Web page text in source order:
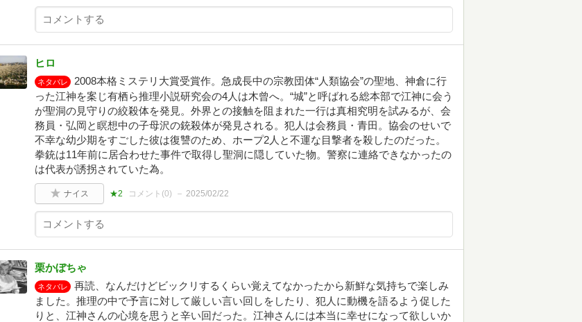
ヒロ
ネタバレ
2008本格ミステリ大賞受賞作。急成長中の宗教団体“人類協会”の聖地、神倉に行
った江神を案じ有栖ら推理小説研究会の4人は木曾へ。“城”と呼ばれる総本部で江神に会う
が聖洞の見守りの絞殺体を発見。外界との接触を阻まれた一行は真相究明を試みるが、会
務員・弘岡と瞑想中の子母沢の銃殺体が発見される。犯人は会務員・青田。協会のせいで
不幸な幼少期をすごした彼は復讐のため、ホープ2人と不運な目撃者を殺したのだった。
拳銃は11年前に居合わせた事件で取得し聖洞に隠していた物。警察に連絡できなかったの
は代表が誘拐されていた為。
ナイス ★2 コメント(0) 2025/02/22
栗かぼちゃ
ネタバレ
再読、なんだけどビックリするくらい覚えてなかったから新鮮な気持ちで楽しみ
ました。推理の中で予言に対して厳しい言い回しをしたり、犯人に動機を語るよう促した
りと、江神さんの心境を思うと辛い回だった。江神さんには本当に幸せになって欲しいか